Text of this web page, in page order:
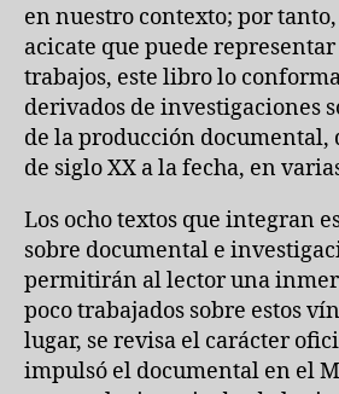
en nuestro contexto; por
acicate que puede
trabajos, este libro lo
derivados de investigaciones
de la producción documental,
de siglo XX a la fecha, en
Los ocho textos que integran
sobre documental e
permitirán al lector una
poco trabajados sobre estos
lugar, se revisa el carácter
impulsó el documental en el